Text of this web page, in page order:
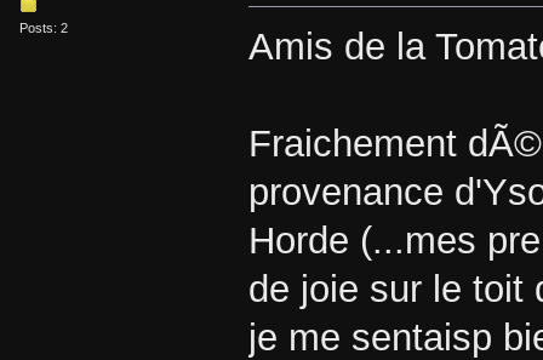
Posts: 2 Amis de la
Fraichement
provenance
Horde (...mes
de joie sur le toit
je me sentaisp